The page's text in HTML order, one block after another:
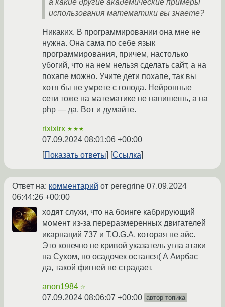
а какие другие академические примеры
использования математики вы знаете?
Никаких. В программировании она мне не
нужна. Она сама по себе язык
программирования, причем, настолько
убогий, что на нем нельзя сделать сайт, а на
похапе можно. Учите дети похапе, так вы
хотя бы не умрете с голода. Нейронные
сети тоже на математике не напишешь, а на
php — да. Вот и думайте.
rtxtxtrx ★★★
07.09.2024 08:01:06 +00:00
Показать ответы
Ссылка
Ответ на: комментарий от peregrine 07.09.2024
06:44:26 +00:00
ходят слухи, что на боинге кабрирующий
момент из-за переразмеренных двигателей
икарнаций 737 и T.O.G.A, которая не айс.
Это конечно не кривой указатель угла атаки
на Сухом, но осадочек остался( А Аирбас
да, такой фигней не страдает.
anon1984 ☆
07.09.2024 08:06:07 +00:00 автор топика